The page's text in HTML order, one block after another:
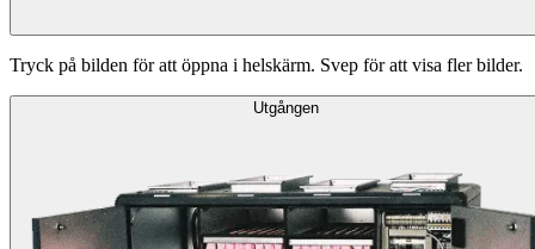
Tryck på bilden för att öppna i helskärm. Svep för att visa fler bilder.
Utgången